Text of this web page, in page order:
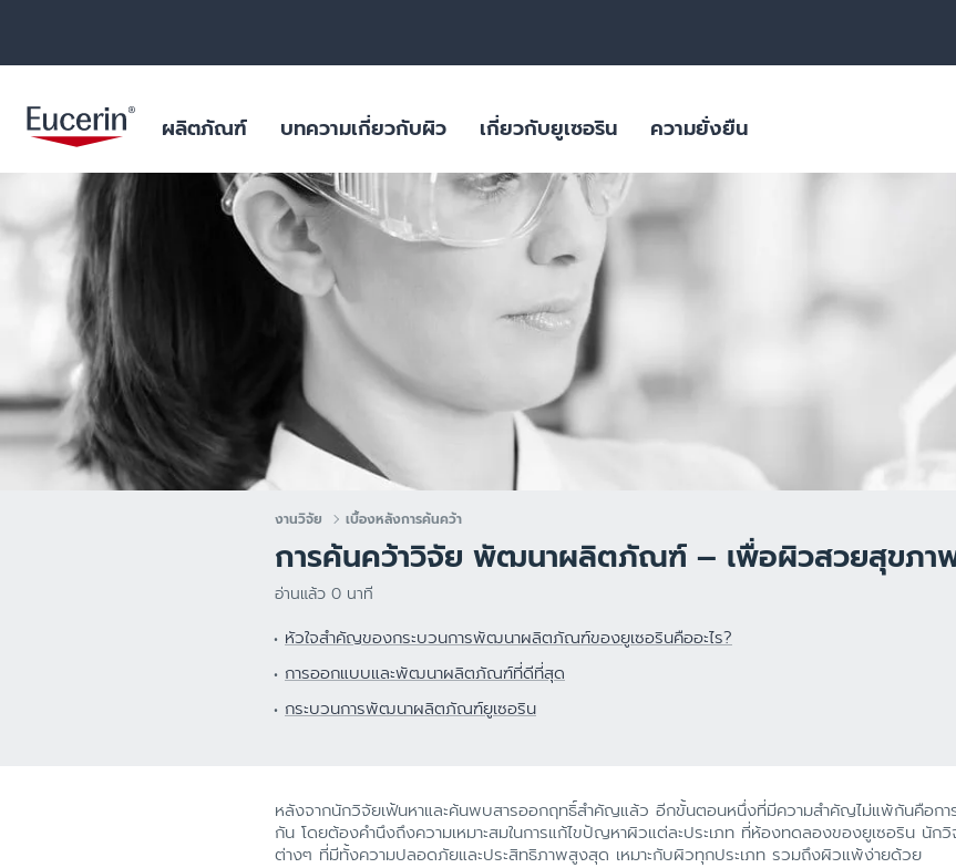
ผลิตภัณฑ์
ผลิตภัณฑ์บำรุงผิวหน้า
ผลิตภัณฑ์บำรุงผิวกาย
ผลิตภัณฑ์ป้องกันแสงแดด
ผลิตภัณฑ์บำรุงผิวรอบดวงตาและริม
ฝีปาก
ผลิตภัณฑ์ดูแลมือและเท้า
ผลิตภัณฑ์สำหรับเด็ก
ผลิตภัณฑ์สำหรับเส้นผมและหนัง
สำหรับริ้วรอย หย่อนคล้อย
ผิวแห้ง แพ้ง่าย
ริมฝีปากแห้งแตก
ผิวแห้งจากโรค เช่น เบาหวาน
ผิวแห้ง
สีผิวไม่สม่ำเสมอ
ผิวคันระคายจากผิวแห้ง
ผิวหน้าแดง แพ้ง่าย
หนังศีรษะมีรังแค และผมบาง
ผลิตภัณฑ์สำหรับผิวมันขาดน้ำ
ผลิตภัณฑ์ดูแลเส้นผมและหนังศีรษ
แลดูอ่อนกว่าวัย
ผลิตภัณฑ์ครีมบำรุงสำหรับผิวแพ้
ง่าย ไวต่อการระคายเคือง
บทความเกี่ยวกับผิว
สำหรับริ้วรอย หย่อนคล้อย
สำหรับผิวแห้งระคายเคือง
สำหรับผิวมัน และปัญหาสิว
สำหรับผิวแห้งมาก เป็นขุย
สำหรับปกป้องแสงแดด
เกี่ยวกับยูเซอริน
ฐานข้อมูลสารสำคัญ
บทพิสูจน์ทางวิทยาศาสตร์
ความยั่งยืน
ยูเซอรินให้คำมั่นสัญญาในการต่อ
ต้านการทดลองในสัตว์
ไมโครพลาสติกในผลิตภัณฑ์ดูแล
ร่างกาย
วัตถุดิบอันเป็นเลิศสำหรับผลิตภัณฑ์
คุณภาพเยี่ยม
ไมโครพลาสติกในผลิตภัณฑ์ดูแล
ผลการค้นหายอดนิยม
aquaphor
eczema
keratosis pilaris
uera
ultrasensitive
สินค้ายอดนิยม
ผิวมีจุดด่างดำ
ผิวที่เปลี่ยนไปตามวัย
ผลิตภัณฑ์ดูแลปัญหาริ้วรอย ผิวหย่อนคล้อยสำหรับวัย 40+ | HYALURON
Eucerin HYALURON RADIANCE-LIFT FILLER 3D
งานวิจัย เบื้องหลังการค้นคว้า
การค้นคว้าวิจัย พัฒนาผลิตภัณฑ์ – เพื่อผิวสวยสุขภ
อ่านแล้ว 0 นาที
หัวใจสำคัญของกระบวนการพัฒนาผลิตภัณฑ์ของยูเซอรินคืออะไร?
การออกแบบและพัฒนาผลิตภัณฑ์ที่ดีที่สุด
กระบวนการพัฒนาผลิตภัณฑ์ยูเซอริน
หลังจากนักวิจัยเฟ้นหาและค้นพบสารออกฤทธิ์สำคัญแล้ว อีกขั้นตอนหนึ่งที่มีความสำคัญไม่แพ้กันคือก
กัน โดยต้องคำนึงถึงความเหมาะสมในการแก้ไขปัญหาผิวแต่ละประเภท ที่ห้องทดลองของยูเซอริน
ต่างๆ ที่มีทั้งความปลอดภัยและประสิทธิภาพสูงสุด เหมาะกับผิวทุกประเภท รวมถึงผิวแพ้ง่ายด้วย